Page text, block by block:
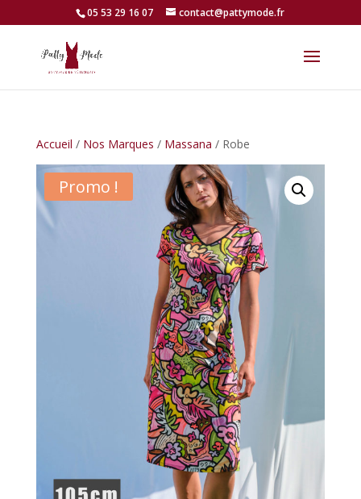
05 53 29 16 07 contact@pattymode.fr
Accueil / Nos Marques / Massana / Robe
Promo !